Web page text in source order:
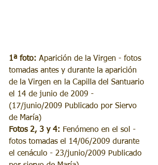
1ª foto: Aparición de la Virgen - fotos
tomadas antes y durante la aparición
de la Virgen en la Capilla del Santuario
el 14 de junio de 2009 -
(17/junio/2009 Publicado por Siervo
de María)
Fotos 2, 3 y 4: Fenómeno en el sol -
fotos tomadas el 14/06/2009 durante
el cenáculo - 23/junio/2009 Publicado